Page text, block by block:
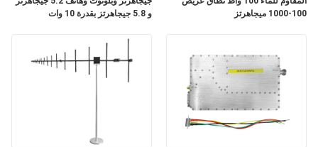
و 5.8 جيجاهرتز بقدرة 10 وات
100-1000 ميجاهرتز